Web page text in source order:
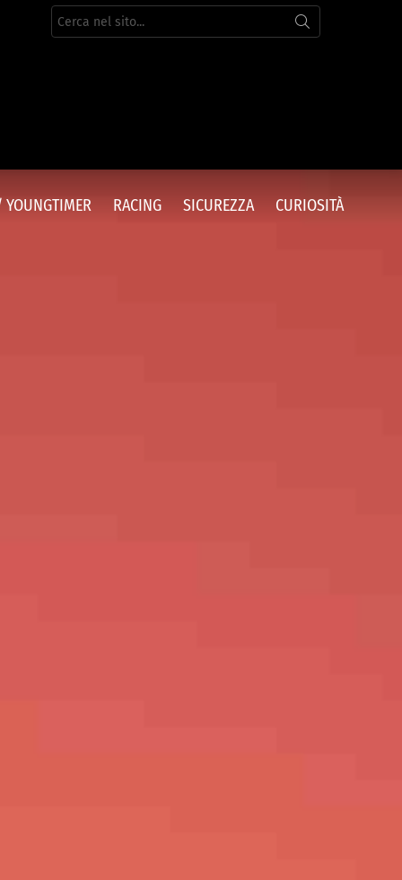
Cerca
per:
YOUNGTIMER RACING SICUREZZA CURIOSITÀ